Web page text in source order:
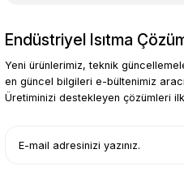
Endüstriyel Isıtma
Yeni ürünlerimiz, teknik
en güncel bilgileri e-bültenimiz
Üretiminizi destekleyen çözümleri